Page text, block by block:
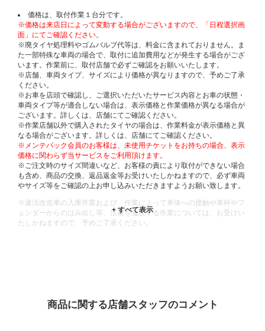
価格は、取付作業１台分です。
※価格は来店日によって変動する場合がございますので、「日程選択画
面」にてご確認ください。
※廃タイヤ処理料やゴムバルブ代等は、料金に含まれておりません。ま
た一部特殊な車両の場合で、取付に追加費用などが発生する場合がござ
います。作業前に、取付店舗で必ずご確認をお願いいたします。
※店舗、車両タイプ、サイズにより価格が異なりますので、予めご了承
ください。
※お車を店頭で確認し、ご選択いただいたサービス内容とお車の状態・
車両タイプ等が適合しない場合は、表示価格と作業価格が異なる場合が
ございます。詳しくは、店舗にてご確認ください。
※作業店舗以外で購入されたタイヤの場合は、作業料金が表示価格と異
なる場合がございます。詳しくは、店舗にてご確認ください。
※メンテパック会員のお客様は、未使用チケットをお持ちの場合、表示
価格に関わらず当サービスをご利用頂けます。
※ご注文時のサイズ間違いなど、お客様の責により取付ができない場合
も含め、商品の交換、返品返金等お受けいたしかねますので、必ず車両
やサイズ等をご確認の上お申し込みいただきますようお願い致します。
※違法改造車の入庫作業および、作業によって車体への接触や車枠やフ
ェンダーからのはみ出し等、法規を逸脱する作業については、お受けい
たしかねますので、予めご了承ください。
商品に関する店舗スタッフのコメント